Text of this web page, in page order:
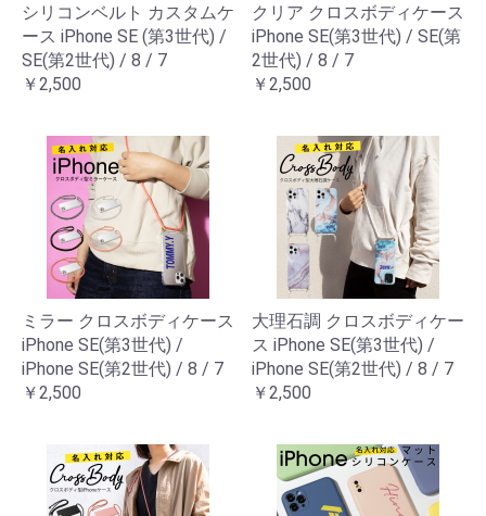
シリコンベルト カスタムケ
ース iPhone SE (第3世代) /
SE(第2世代) / 8 / 7
￥2,500
クリア クロスボディケース
iPhone SE(第3世代) / SE(第
2世代) / 8 / 7
￥2,500
ミラー クロスボディケース
iPhone SE(第3世代) /
iPhone SE(第2世代) / 8 / 7
￥2,500
大理石調 クロスボディケー
ス iPhone SE(第3世代) /
iPhone SE(第2世代) / 8 / 7
￥2,500